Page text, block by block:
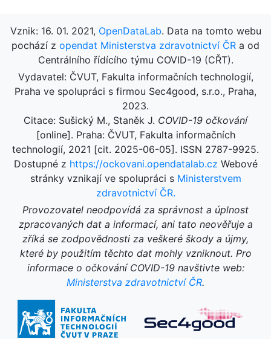
Vznik: 16. 01. 2021, OpenDataLab. Data na tomto webu
pochází z opendat Ministerstva zdravotnictví ČR a od
Centrálního řídícího týmu COVID-19 (CŘT).
Vydavatel: ČVUT, Fakulta informačních technologií,
Praha ve spolupráci s firmou Sec4good, s.r.o., Praha,
2023.
Citace: Sušický M., Staněk J. COVID-19 očkování
[online]. Praha: ČVUT, Fakulta informačních
technologií, 2021 [cit. 2025-06-05]. ISSN 2787-9925.
Dostupné z https://ockovani.opendatalab.cz Webové
stránky vznikají ve spolupráci s Ministerstvem
zdravotnictví ČR.
Provozovatel neodpovídá za správnost a úplnost
zpracovaných dat a informací, ani tato neověřuje a
zříká se zodpovědnosti za veškeré škody a újmy,
které by použitím těchto dat mohly vzniknout. Pro
informace o očkování COVID-19 navštivte web:
Ministerstva zdravotnictví ČR.